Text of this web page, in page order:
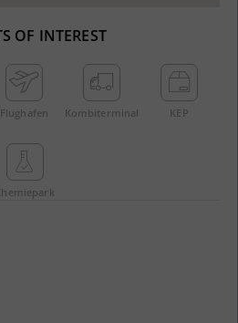
OF INTEREST
Flughafen Kombi­terminal KEP